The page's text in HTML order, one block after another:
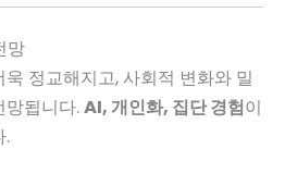
망
정교해지고, 사회적 변화와 밀
망됩니다.AI, 개인화, 집단 경험이
.